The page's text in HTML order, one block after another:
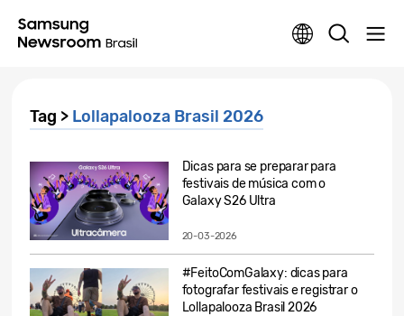
Tag > Lollapalooza Brasil 2026
Dicas para se preparar para
festivais de música com o
Galaxy S26 Ultra
20-03-2026
#FeitoComGalaxy: dicas para
fotografar festivais e registrar o
Lollapalooza Brasil 2026